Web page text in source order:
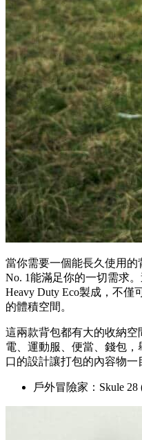
當你需要一個能長久使用的
No. 1能滿足你的一切需求
Heavy Duty Eco製成，不僅
的體積空間。
這兩款背包都有大的收納
電、運動服、便當、錢包
口的設計讓打包的內容物一
戶外冒險家：Skule